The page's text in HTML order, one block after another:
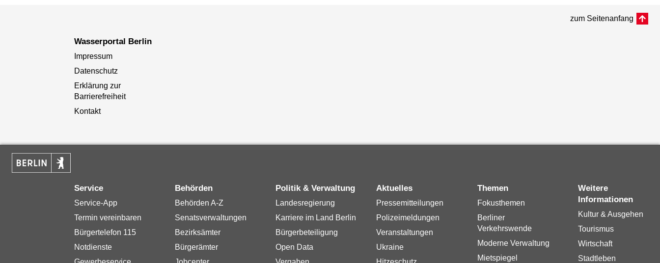
zum Seitenanfang
Wasserportal Berlin
Impressum
Datenschutz
Erklärung zur
Barrierefreiheit
Kontakt
Service
Service-App
Termin vereinbaren
Bürgertelefon 115
Notdienste
Behörden
Behörden A-Z
Senatsverwaltungen
Bezirksämter
Bürgerämter
Politik & Verwaltung
Landesregierung
Karriere im Land Berlin
Bürgerbeteiligung
Open Data
Aktuelles
Pressemitteilungen
Polizeimeldungen
Veranstaltungen
Ukraine
Themen
Fokusthemen
Berliner
Verkehrswende
Moderne Verwaltung
Mietspiegel
Weitere
Informationen
Kultur & Ausgehen
Tourismus
Wirtschaft
Stadtleben